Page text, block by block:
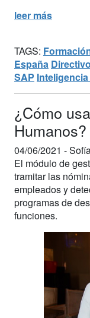
leer más
TAGS:
España
SAP
¿Cómo
Humanos?
04/06/2021 -
El módulo de
tramitar las
empleados y
programas de
funciones.